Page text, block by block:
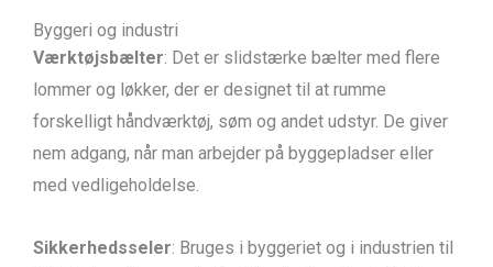
Byggeri og industri
Værktøjsbælter: Det er slidstærke bælter med flere
lommer og løkker, der er designet til at rumme
forskelligt håndværktøj, søm og andet udstyr. De giver
nem adgang, når man arbejder på byggepladser eller
med vedligeholdelse.
Sikkerhedsseler: Bruges i byggeriet og i industrien til